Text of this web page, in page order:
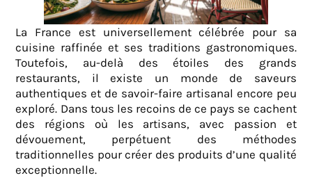
La France est universellement célébrée pour sa
cuisine raffinée et ses traditions gastronomiques.
Toutefois, au-delà des étoiles des grands
restaurants, il existe un monde de saveurs
authentiques et de savoir-faire artisanal encore peu
exploré. Dans tous les recoins de ce pays se cachent
des régions où les artisans, avec passion et
dévouement, perpétuent des méthodes
traditionnelles pour créer des produits d’une qualité
exceptionnelle.